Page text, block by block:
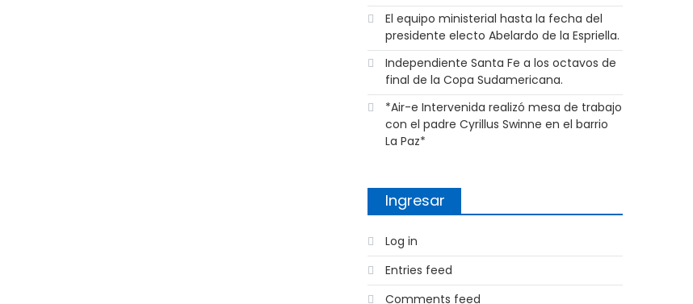
El equipo ministerial hasta la fecha del
presidente electo Abelardo de la Espriella.
Independiente Santa Fe a los octavos de
final de la Copa Sudamericana.
*Air-e Intervenida realizó mesa de trabajo
con el padre Cyrillus Swinne en el barrio
La Paz*
Ingresar
Log in
Entries feed
Comments feed